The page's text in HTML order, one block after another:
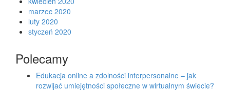
marzec 2020
luty 2020
styczeń 2020
Polecamy
Edukacja online a zdolności interpersonalne – jak
rozwijać umiejętności społeczne w wirtualnym świecie?